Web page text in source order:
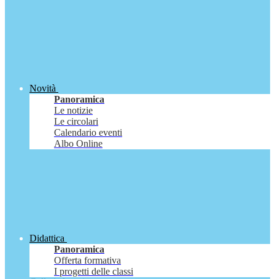
Novità
Panoramica
Le notizie
Le circolari
Calendario eventi
Albo Online
Didattica
Panoramica
Offerta formativa
I progetti delle classi